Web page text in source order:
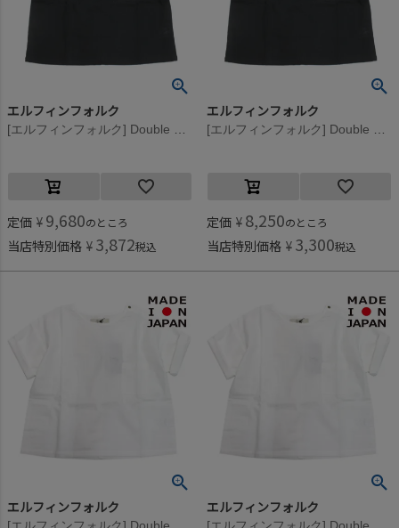
エルフィンフォルク
定価 ¥ 9,680のところ
当店特別価格 ¥ 3,872税込
エルフィンフォルク
定価 ¥ 8,250のところ
当店特別価格 ¥ 3,300税込
エルフィンフォルク エルフィンフォルク